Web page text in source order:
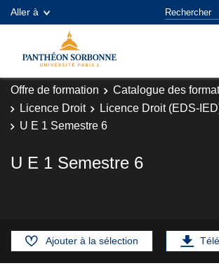
Aller à
Offre de formation Catalogue des
Licence Droit
Licence Droit (EDS-
U E 1 Semestre 6
U E 1 Semestre 6
Ajouter à la sélection